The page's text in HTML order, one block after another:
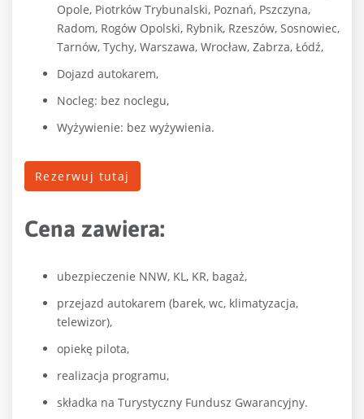
Opole, Piotrków Trybunalski, Poznań, Pszczyna,
Radom, Rogów Opolski, Rybnik, Rzeszów, Sosnowiec,
Tarnów, Tychy, Warszawa, Wrocław, Zabrza, Łódź,
Dojazd autokarem,
Nocleg: bez noclegu,
Wyżywienie: bez wyżywienia.
Rezerwuj tutaj
Cena zawiera:
ubezpieczenie NNW, KL, KR, bagaż,
przejazd autokarem (barek, wc, klimatyzacja,
telewizor),
opiekę pilota,
realizacja programu,
składka na Turystyczny Fundusz Gwarancyjny.